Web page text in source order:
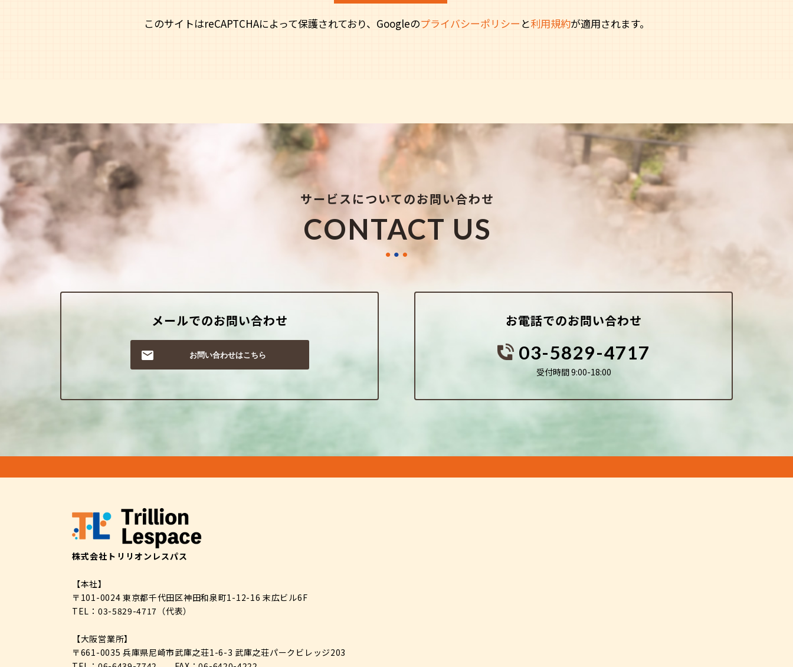
このサイトはreCAPTCHAによって保護されており、Googleのプライバシーポリシー と利用規約が適用されます。
サービスについてのお問い合わせ
CONTACT US
メールでのお問い合わせ
お問い合わせはこちら
お電話でのお問い合わせ
03-5829-4717
受付時間 9:00-18:00
株式会社トリリオンレスパス
【本社】
〒101-0024 東京都千代田区神田和泉町1-12-16 末広ビル6F
TEL：03-5829-4717 （代表）
【大阪営業所】
〒661-0035 兵庫県尼崎市武庫之荘1-6-3 武庫之荘パークビレッジ203